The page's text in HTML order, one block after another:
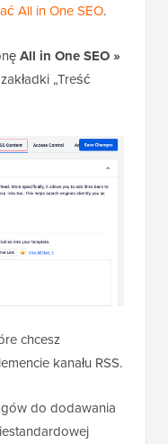
All in One SEO.
All in One SEO »
„Treść
chcesz
kanału RSS.
do dodawania